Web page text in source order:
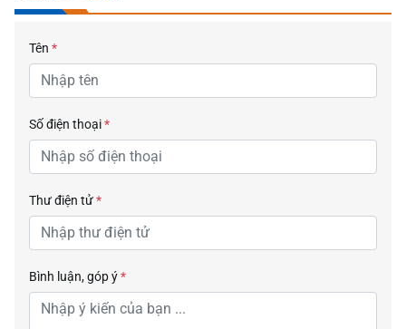
Tên *
Số điện thoại*
Thư điện tử*
Bình luận, góp ý*